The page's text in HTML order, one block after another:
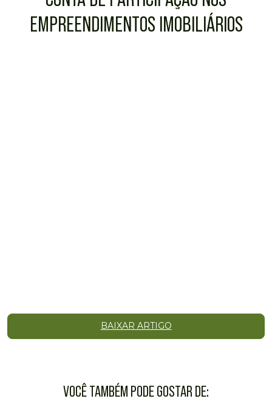
EMPREENDIMENTOS IMOBILIÁRIOS
BAIXAR ARTIGO
VOCÊ TAMBÉM PODE GOSTAR DE: